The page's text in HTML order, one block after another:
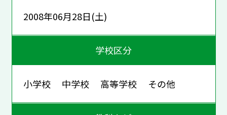
2008年06月28日(土)
学校区分
小学校 中学校 高等学校 その他